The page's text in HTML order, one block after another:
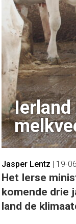
Ierland
Jasper Lentz | 19-
Het Ierse
komende drie
land de